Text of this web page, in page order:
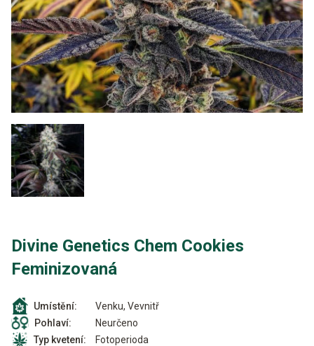
Divine Genetics Chem Cookies
Feminizovaná
Umístění:
Venku, Vevnitř
Pohlaví:
Neurčeno
Typ kvetení:
Fotoperioda